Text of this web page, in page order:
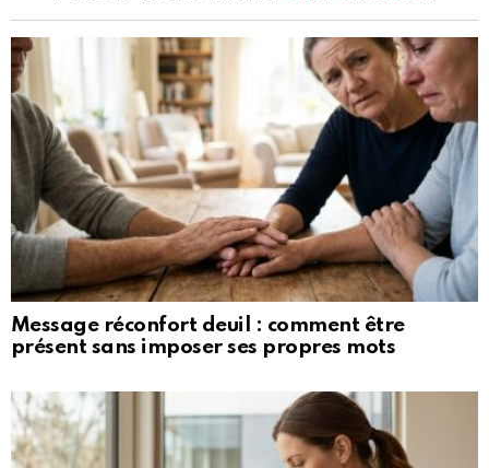
Message réconfort deuil : comment être
présent sans imposer ses propres mots